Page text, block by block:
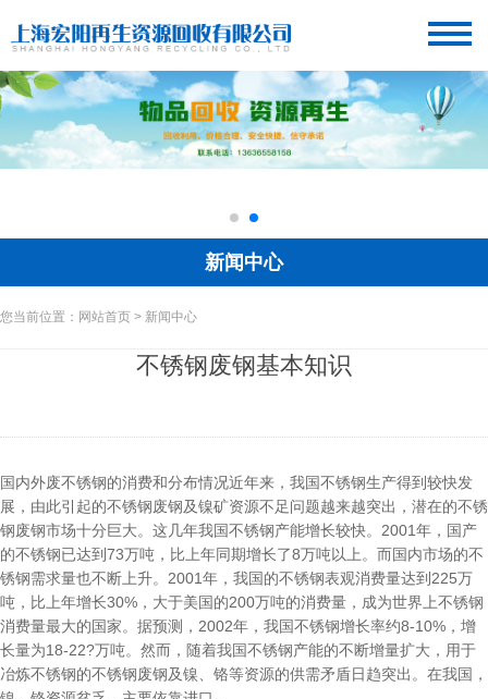
新闻中心
您当前位置：网站首页 > 新闻中心
不锈钢废钢基本知识
国内外废不锈钢的消费和分布情况近年来，我国不锈钢生产得到较快发
展，由此引起的不锈钢废钢及镍矿资源不足问题越来越突出，潜在的不锈
钢废钢市场十分巨大。这几年我国不锈钢产能增长较快。2001年，国产
的不锈钢已达到73万吨，比上年同期增长了8万吨以上。而国内市场的不
锈钢需求量也不断上升。2001年，我国的不锈钢表观消费量达到225万
吨，比上年增长30%，大于美国的200万吨的消费量，成为世界上不锈钢
消费量最大的国家。据预测，2002年，我国不锈钢增长率约8-10%，增
长量为18-22?万吨。然而，随着我国不锈钢产能的不断增量扩大，用于
冶炼不锈钢的不锈钢废钢及镍、铬等资源的供需矛盾日趋突出。在我国，